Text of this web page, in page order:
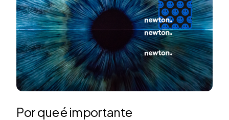
Por que é importante